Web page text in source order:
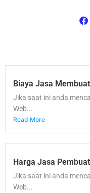
Biaya Jasa
Jika saat ini anda
Web...
Read More
Harga Jasa
Jika saat ini anda
Web...